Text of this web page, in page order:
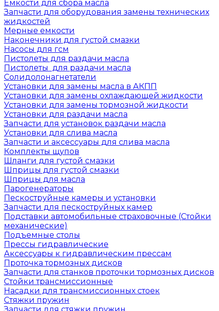
Емкости для сбора масла
Запчасти для оборудования замены технических
жидкостей
Мерные емкости
Наконечники для густой смазки
Насосы для гсм
Пистолеты для раздачи масла
Пистолеты для раздачи масла
Солидолонагнетатели
Установки для замены масла в АКПП
Установки для замены охлаждающей жидкости
Установки для замены тормозной жидкости
Установки для раздачи масла
Запчасти для установок раздачи масла
Установки для слива масла
Запчасти и аксессуары для слива масла
Комплекты щупов
Шланги для густой смазки
Шприцы для густой смазки
Шприцы для масла
Парогенераторы
Пескоструйные камеры и установки
Запчасти для пескоструйных камер
Подставки автомобильные страховочные (Стойки
механические)
Подъемные столы
Прессы гидравлические
Аксессуары к гидравлическим прессам
Проточка тормозных дисков
Запчасти для станков проточки тормозных дисков
Стойки трансмиссионные
Насадки для трансмиссионных стоек
Стяжки пружин